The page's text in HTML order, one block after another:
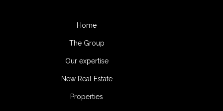
Home
The Group
Our expertise
New Real Estate
Properties